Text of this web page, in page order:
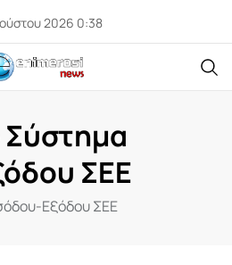
2026 0:38
ΣΕΕ
Εξόδου ΣΕΕ